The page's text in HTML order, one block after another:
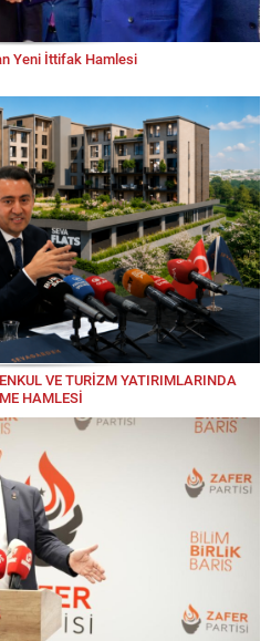
Yeni İttifak Hamlesi
VE TURİZM YATIRIMLARINDA
HAMLESİ